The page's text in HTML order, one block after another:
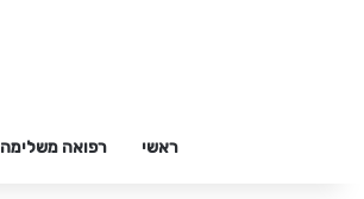
ראשי רפואה משלימה